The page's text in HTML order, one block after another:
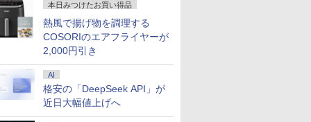
本日みつけたお買い得品
熱風で揚げ物を調理する
COSORIのエアフライヤーが
2,000円引き
AI
格安の「DeepSeek API」が
近日大幅値上げへ